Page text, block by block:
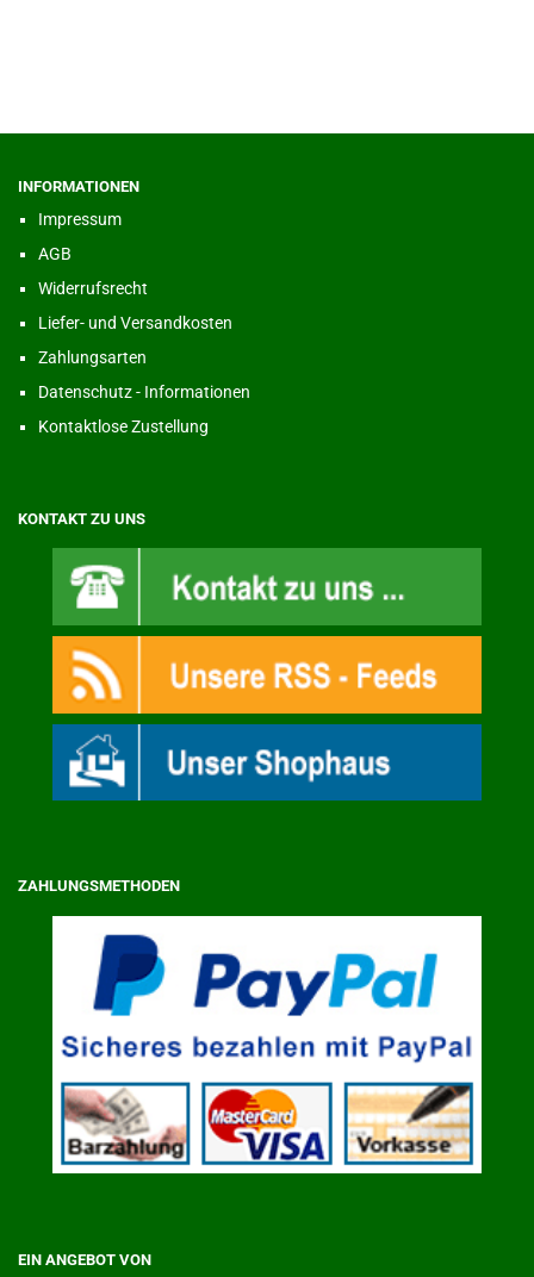
INFORMATIONEN
Impressum
AGB
Widerrufsrecht
Liefer- und Versandkosten
Zahlungsarten
Datenschutz - Informationen
Kontaktlose Zustellung
KONTAKT ZU UNS
ZAHLUNGSMETHODEN
EIN ANGEBOT VON